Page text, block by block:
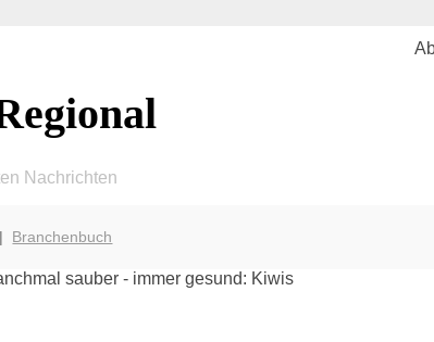
Nachrichten
| Branchenbuch